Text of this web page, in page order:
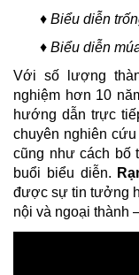
♦ Biểu diễn
♦ Biểu diễn
Với số lượng
nghiệm hơn 10
hướng dẫn trực
chuyên nghiên
cũng như cách bố
buổi biểu diễn.
được sự tin tưởng
nội và ngoại thành